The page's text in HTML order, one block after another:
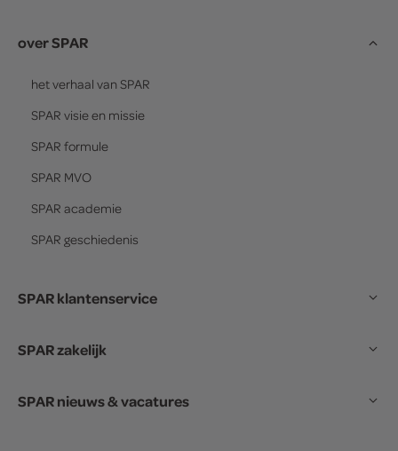
over SPAR
het verhaal van SPAR
SPAR visie en missie
SPAR formule
SPAR MVO
SPAR academie
SPAR geschiedenis
SPAR klantenservice
SPAR zakelijk
SPAR nieuws & vacatures